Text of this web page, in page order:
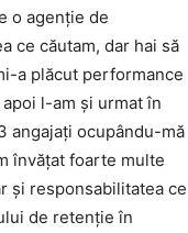
o agenție de
ce căutam, dar hai să
a plăcut performance
l-am și urmat în
angajați ocupându-mă
învățat foarte multe
și responsabilitatea ce
de retenție în